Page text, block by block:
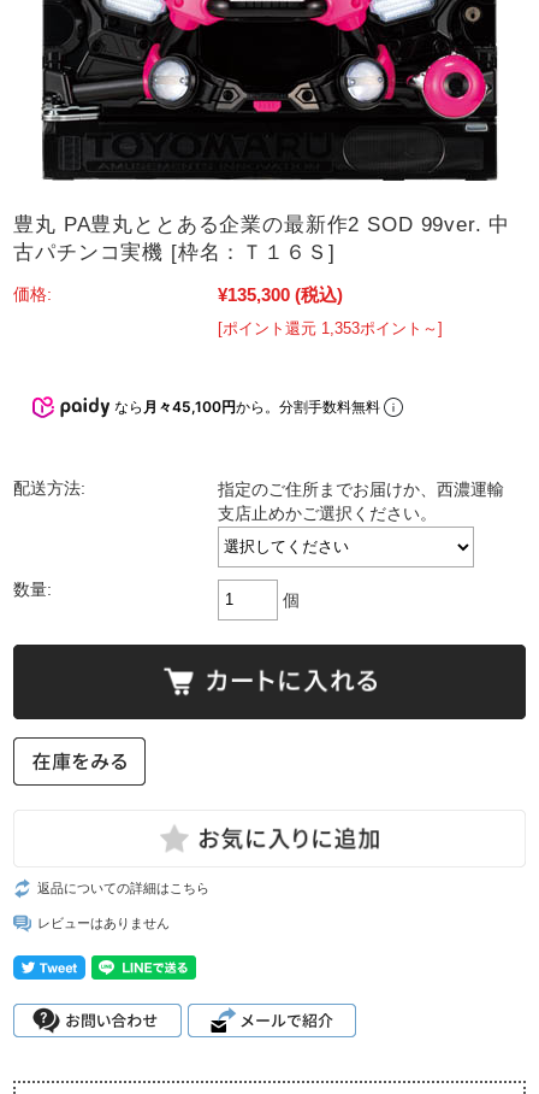
豊丸 PA豊丸ととある企業の最新作2 SOD 99ver. 中
古パチンコ実機 [枠名：Ｔ１６Ｓ]
価格: ¥135,300 (税込)
[ポイント還元 1,353ポイント～]
なら 月々45,100円から。分割手数料無料
配送方法:
指定のご住所までお届けか、西濃運輸
支店止めかご選択ください。
数量:
個
返品についての詳細はこちら
レビューはありません